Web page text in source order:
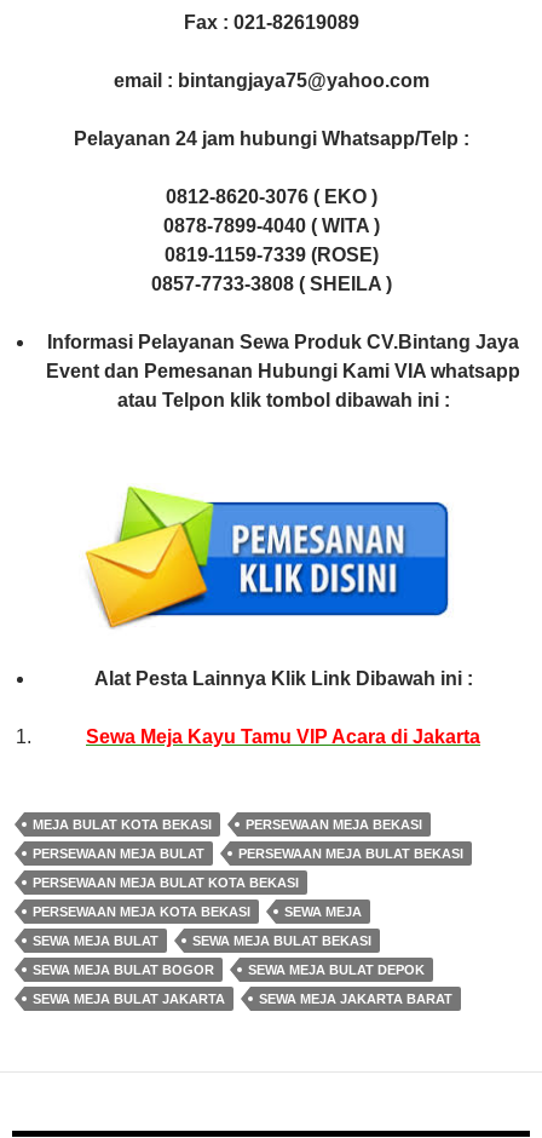
Fax : 021-82619089
email : bintangjaya75@yahoo.com
Pelayanan 24 jam hubungi Whatsapp/Telp :
0812-8620-3076 ( EKO )
0878-7899-4040 ( WITA )
0819-1159-7339 (ROSE)
0857-7733-3808 ( SHEILA )
Informasi Pelayanan Sewa Produk CV.Bintang Jaya
Event dan Pemesanan Hubungi Kami VIA whatsapp
atau Telpon klik tombol dibawah ini :
Alat Pesta Lainnya Klik Link Dibawah ini :
Sewa Meja Kayu Tamu VIP Acara di Jakarta
MEJA BULAT KOTA BEKASI
PERSEWAAN MEJA BEKASI
PERSEWAAN MEJA BULAT
PERSEWAAN MEJA BULAT BEKASI
PERSEWAAN MEJA BULAT KOTA BEKASI
PERSEWAAN MEJA KOTA BEKASI
SEWA MEJA
SEWA MEJA BULAT
SEWA MEJA BULAT BEKASI
SEWA MEJA BULAT BOGOR
SEWA MEJA BULAT DEPOK
SEWA MEJA BULAT JAKARTA
SEWA MEJA JAKARTA BARAT